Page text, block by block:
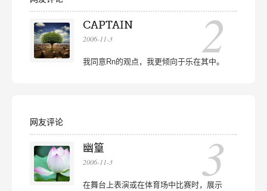
CAPTAIN
2006-11-3 2
我同意Rn的观点，我更倾向于乐在其中。
网友评论
幽篁
2006-11-3 3
在舞台上表演或在体育场中比赛时，展示